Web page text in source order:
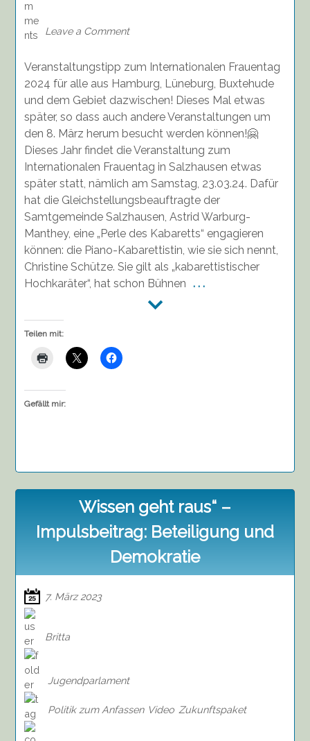
Leave a Comment
sie
dünn…“
Kabarett
mit
Christine
anlässlich
des
Weltfrauentags
in
Salzhausen
am
23.03.24
Veranstaltungstipp zum Internationalen Frauentag
2024 für alle aus Hamburg, Lüneburg, Buxtehude
und dem Gebiet dazwischen! Dieses Mal etwas
später, so dass auch andere Veranstaltungen um
den 8. März herum besucht werden können!🤗
Dieses Jahr findet die Veranstaltung zum
Internationalen Frauentag in Salzhausen etwas
später statt, nämlich am Samstag, 23.03.24. Dafür
hat die Gleichstellungsbeauftragte der
Samtgemeinde Salzhausen, Astrid Warburg-
Manthey, eine „Perle des Kabaretts“ engagieren
können: die Piano-Kabarettistin, wie sie sich nennt,
Christine Schütze. Sie gilt als „kabarettistischer
Hochkaräter“, hat schon Bühnen . . .
Teilen mit:
Gefällt mir:
Wissen geht raus“ –
Impulsbeitrag: Beteiligung und
Demokratie
7. März 2023
Britta
Jugendparlament
Politik zum Anfassen Video Zukunftspaket